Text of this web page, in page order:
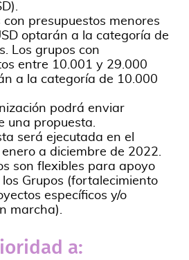
con presupuestos menores
optarán a la categoría de
Los grupos con
entre 10.001 y 29.000
a la categoría de 10.000
podrá enviar
una propuesta.
será ejecutada en el
a diciembre de 2022.
son flexibles para apoyo
Grupos (fortalecimiento
específicos y/o
marcha).
a: